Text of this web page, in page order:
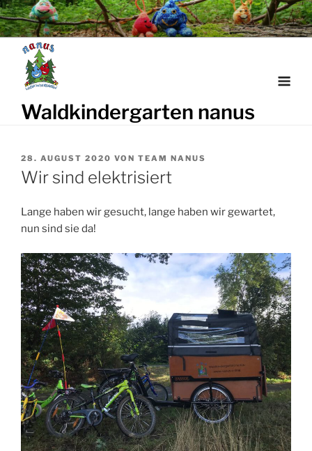
Weiter
zum
Inhalt
Waldkindergarten nanus
VERÖFFENTLICHT
AM
28. AUGUST 2020 VON TEAM NANUS
Wir sind elektrisiert
Lange haben wir gesucht, lange haben wir gewartet,
nun sind sie da!